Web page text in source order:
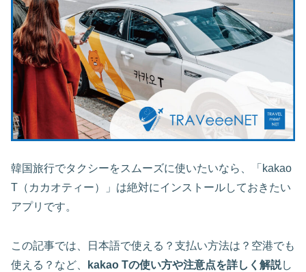
韓国旅行でタクシーをスムーズに使いたいなら、「kakao
T（カカオティー）」は絶対にインストールしておきたい
アプリです。
この記事では、日本語で使える？支払い方法は？空港でも
使える？など、
kakao Tの使い方や注意点を詳しく解説し